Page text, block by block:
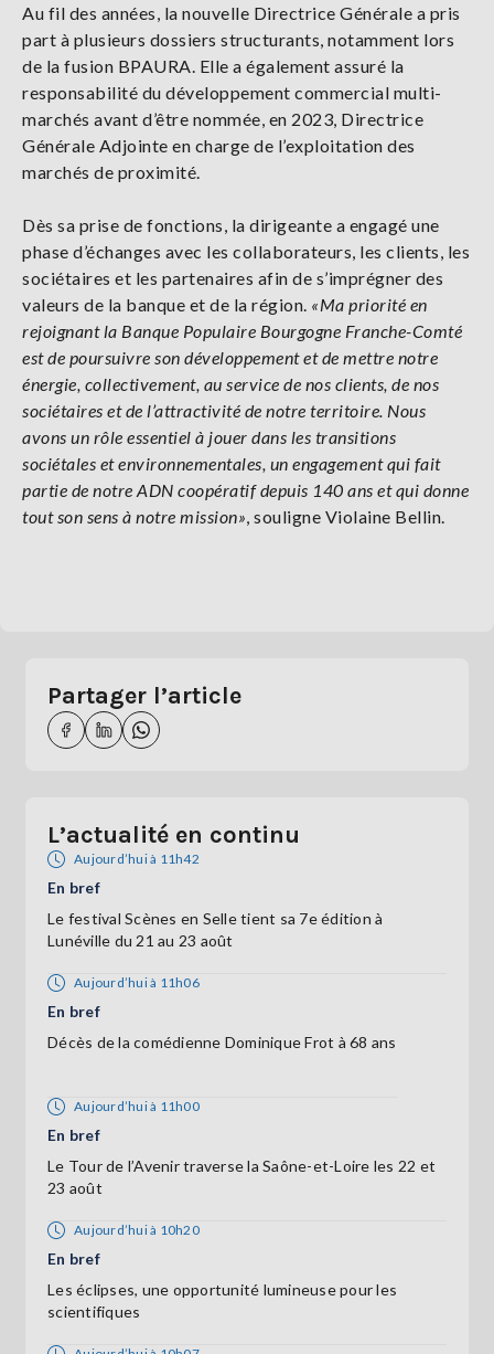
Au fil des années, la nouvelle Directrice Générale a pris
part à plusieurs dossiers structurants, notamment lors
de la fusion BPAURA. Elle a également assuré la
responsabilité du développement commercial multi-
marchés avant d’être nommée, en 2023, Directrice
Générale Adjointe en charge de l’exploitation des
marchés de proximité.
Dès sa prise de fonctions, la dirigeante a engagé une
phase d’échanges avec les collaborateurs, les clients, les
sociétaires et les partenaires afin de s’imprégner des
valeurs de la banque et de la région. «Ma priorité en
rejoignant la Banque Populaire Bourgogne Franche-Comté
est de poursuivre son développement et de mettre notre
énergie, collectivement, au service de nos clients, de nos
sociétaires et de l’attractivité de notre territoire. Nous
avons un rôle essentiel à jouer dans les transitions
sociétales et environnementales, un engagement qui fait
partie de notre ADN coopératif depuis 140 ans et qui donne
tout son sens à notre mission», souligne Violaine Bellin.
Partager l’article
L’actualité en continu
Aujourd’hui à 11h42
En bref
Le festival Scènes en Selle tient sa 7e édition à
Lunéville du 21 au 23 août
Aujourd’hui à 11h06
En bref
Décès de la comédienne Dominique Frot à 68 ans
Aujourd’hui à 11h00
En bref
Le Tour de l’Avenir traverse la Saône-et-Loire les 22 et
23 août
Aujourd’hui à 10h20
En bref
Les éclipses, une opportunité lumineuse pour les
scientifiques